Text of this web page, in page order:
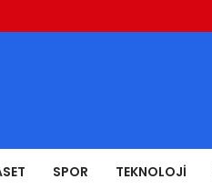
SPOR TEKNOLOJI